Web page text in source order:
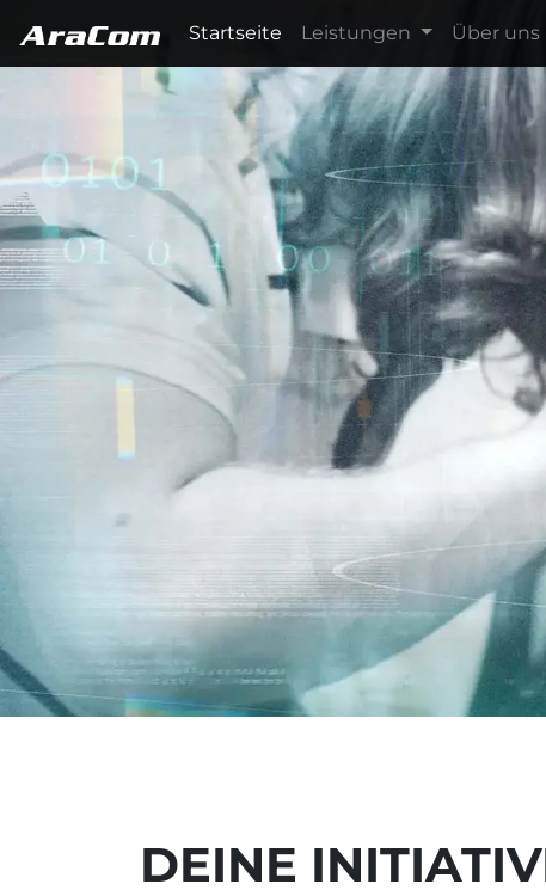
Startseite Leistungen Über uns
DEINE